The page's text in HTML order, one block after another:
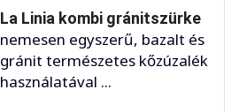
La Linia kombi gránitszürke
nemesen egyszerű, bazalt és
gránit természetes kőzúzalék
használatával ...